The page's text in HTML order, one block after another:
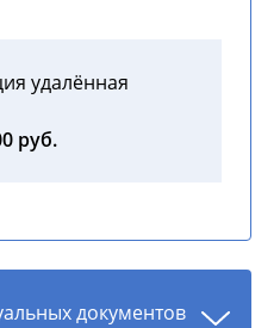
удалённая
руб.
документов